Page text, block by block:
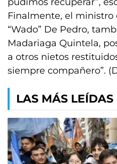
Finalmente, el ministro
“Wado” De Pedro,
Madariaga Quintela,
a otros nietos
siempre compañero”.
LAS MÁS LEÍDAS